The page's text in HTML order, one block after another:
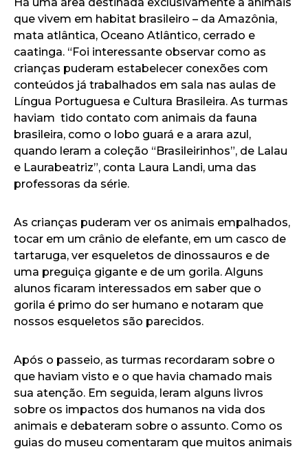
que vivem em habitat brasileiro – da Amazônia,
mata atlântica, Oceano Atlântico, cerrado e
caatinga. “Foi interessante observar como as
crianças puderam estabelecer conexões com
conteúdos já trabalhados em sala nas aulas de
Língua Portuguesa e Cultura Brasileira. As turmas
haviam tido contato com animais da fauna
brasileira, como o lobo guará e a arara azul,
quando leram a coleção “Brasileirinhos”, de Lalau
e Laurabeatriz”, conta Laura Landi, uma das
professoras da série.
As crianças puderam ver os animais empalhados,
tocar em um crânio de elefante, em um casco de
tartaruga, ver esqueletos de dinossauros e de
uma preguiça gigante e de um gorila. Alguns
alunos ficaram interessados em saber que o
gorila é primo do ser humano e notaram que
nossos esqueletos são parecidos.
Após o passeio, as turmas recordaram sobre o
que haviam visto e o que havia chamado mais
sua atenção. Em seguida, leram alguns livros
sobre os impactos dos humanos na vida dos
animais e debateram sobre o assunto. Como os
guias do museu comentaram que muitos animais